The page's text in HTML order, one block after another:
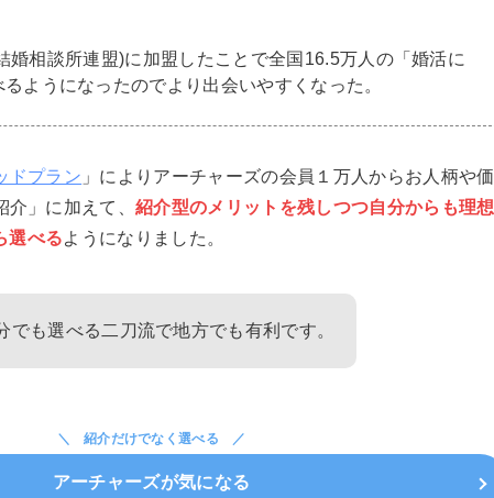
婚相談所連盟)に加盟したことで全国16.5万人の「婚活に
ようになったのでより出会いやすくなった。
ドプラン 」によりアーチャーズの会員１万人からお人柄や価
介」に加えて、紹介型のメリットを残しつつ自分からも理想
選べるようになりました。
でも選べる二刀流で地方でも有利です。
紹介だけでなく選べる
アーチャーズが気になる